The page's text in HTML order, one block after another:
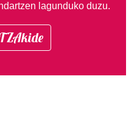
lagunduko duzu.